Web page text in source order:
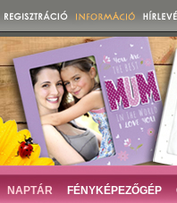
NAPTÁR FÉNYKÉPEZŐGÉP